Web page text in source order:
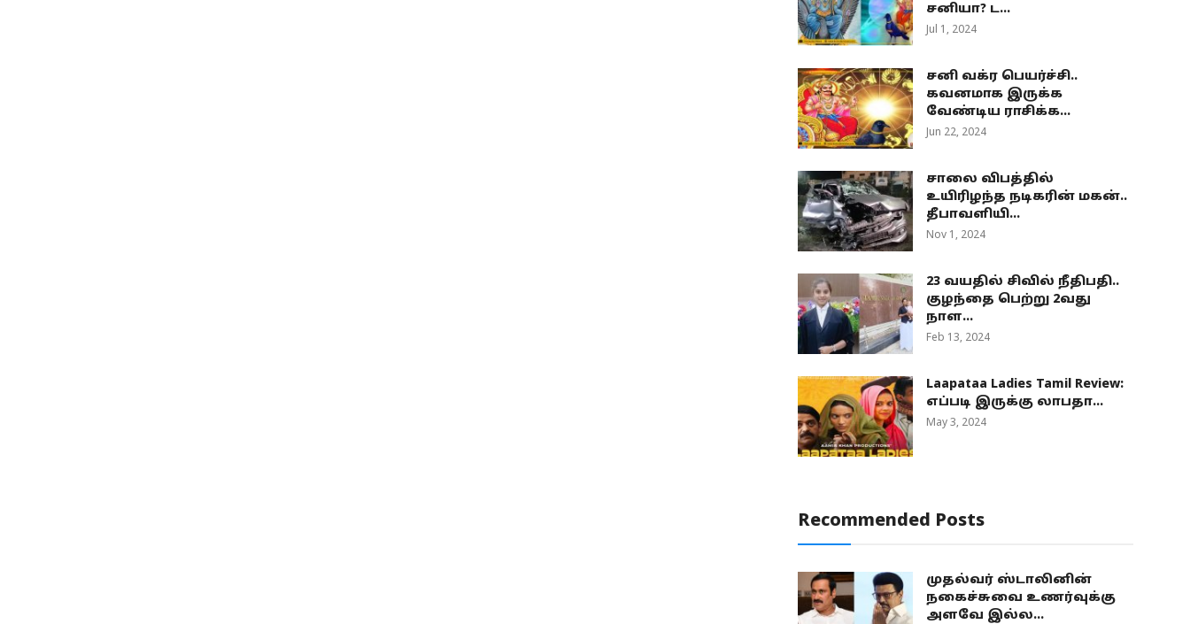
சனியா? ட...
Jul 1, 2024
சனி வக்ர பெயர்ச்சி..
கவனமாக இருக்க
வேண்டிய ராசிக்க...
Jun 22, 2024
சாலை விபத்தில்
உயிரிழந்த நடிகரின் மகன்..
தீபாவளியி...
Nov 1, 2024
23 வயதில் சிவில் நீதிபதி..
குழந்தை பெற்று 2வது
நாள...
Feb 13, 2024
Laapataa Ladies Tamil Review:
எப்படி இருக்கு லாபதா...
May 3, 2024
Recommended Posts
முதல்வர் ஸ்டாலினின்
நகைச்சுவை உணர்வுக்கு
அளவே இல்ல...